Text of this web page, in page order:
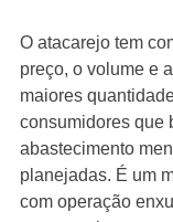
O atacarejo tem
preço, o volume e
maiores
consumidores que
abastecimento
planejadas. É um
com operação